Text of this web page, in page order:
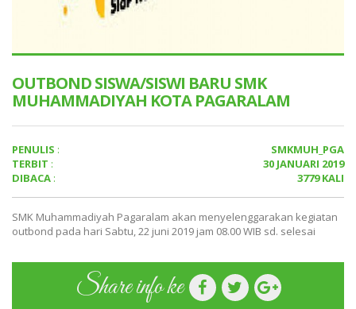
OUTBOND SISWA/SISWI BARU SMK
MUHAMMADIYAH KOTA PAGARALAM
PENULIS :
SMKMUH_PGA
TERBIT :
30 JANUARI 2019
DIBACA : 3779 KALI
SMK Muhammadiyah Pagaralam akan menyelenggarakan kegiatan
outbond pada hari Sabtu, 22 juni 2019 jam 08.00 WIB sd. selesai
Share info ke